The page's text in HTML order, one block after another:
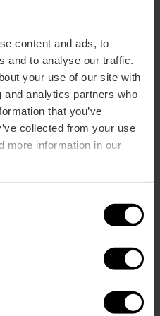
content and ads, to
and to analyse our traffic.
your use of our site with
analytics partners who
that you’ve
collected from your use
more information in our
2 46470 Catarroja